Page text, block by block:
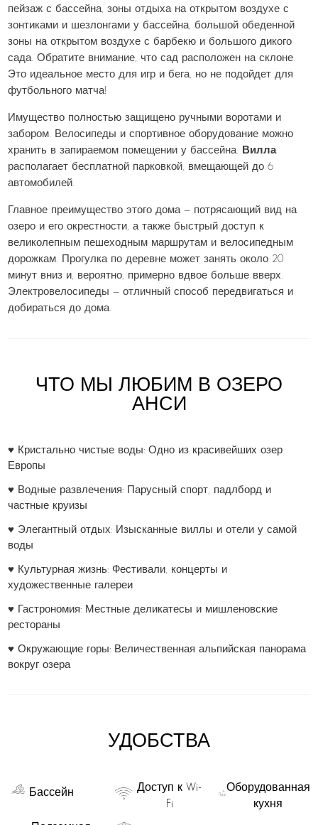
пейзаж с бассейна, зоны отдыха на открытом воздухе с
зонтиками и шезлонгами у бассейна, большой обеденной
зоны на открытом воздухе с барбекю и большого дикого
сада. Обратите внимание, что сад расположен на склоне.
Это идеальное место для игр и бега, но не подойдет для
футбольного матча!
Имущество полностью защищено ручными воротами и
забором. Велосипеды и спортивное оборудование можно
хранить в запираемом помещении у бассейна.
Вилла
располагает бесплатной парковкой, вмещающей до 6
автомобилей.
Главное преимущество этого дома — потрясающий вид на
озеро и его окрестности, а также быстрый доступ к
великолепным пешеходным маршрутам и велосипедным
дорожкам. Прогулка по деревне может занять около 20
минут вниз и, вероятно, примерно вдвое больше вверх.
Электровелосипеды — отличный способ передвигаться и
добираться до дома.
ЧТО МЫ ЛЮБИМ В ОЗЕРО
АНСИ
♥ Кристально чистые воды: Одно из красивейших озер
Европы
♥ Водные развлечения: Парусный спорт, падлборд и
частные круизы
♥ Элегантный отдых: Изысканные виллы и отели у самой
воды
♥ Культурная жизнь: Фестивали, концерты и
художественные галереи
♥ Гастрономия: Местные деликатесы и мишленовские
рестораны
♥ Окружающие горы: Величественная альпийская панорама
вокруг озера
УДОБСТВА
Бассейн
Доступ к Wi-
Fi
Оборудованная
кухня